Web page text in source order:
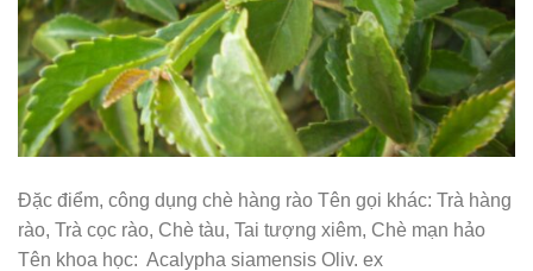
Đặc điểm, công dụng chè hàng rào Tên gọi khác: Trà hàng
rào, Trà cọc rào, Chè tàu, Tai tượng xiêm, Chè mạn hảo
Tên khoa học: Acalypha siamensis Oliv. ex